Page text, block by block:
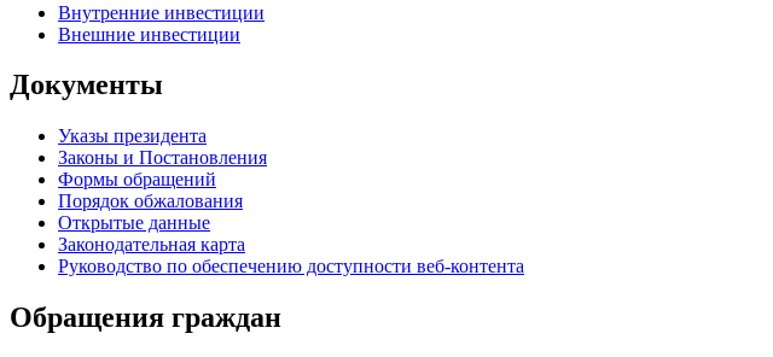
Внутренние инвестиции
Внешние инвестиции
Документы
Указы президента
Законы и Постановления
Формы обращений
Порядок обжалования
Открытые данные
Законодательная карта
Руководство по обеспечению доступности веб-контента
Обращения граждан